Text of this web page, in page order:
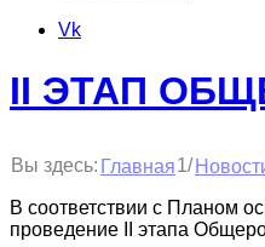
Vk
II ЭТАП
Вы здесь: Главная1/
В соответствии с Планом
проведение II этапа